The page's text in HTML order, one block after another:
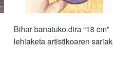
Bihar banatuko dira “18 cm”
lehiaketa artistikoaren sariak